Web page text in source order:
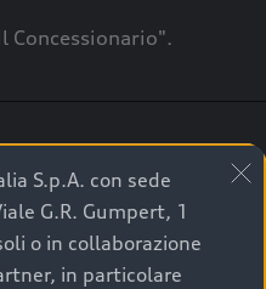
Concessionario".
dal Customer Care
dal Concessionario
la tua richiesta.
S.p.A. con sede
G.R. Gumpert, 1
o in collaborazione
in particolare